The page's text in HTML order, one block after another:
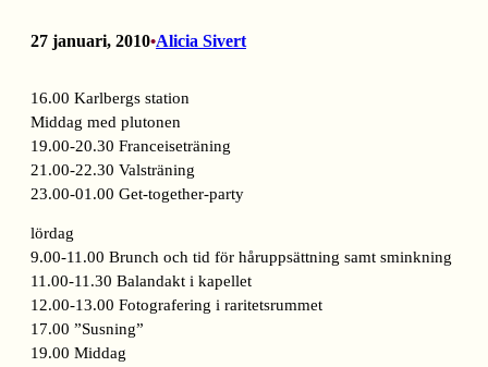
27 januari, 2010•Alicia Sivert
16.00 Karlbergs station
Middag med plutonen
19.00-20.30 Franceiseträning
21.00-22.30 Valsträning
23.00-01.00 Get-together-party
lördag
9.00-11.00 Brunch och tid för håruppsättning samt sminkning
11.00-11.30 Balandakt i kapellet
12.00-13.00 Fotografering i raritetsrummet
17.00 ”Susning”
19.00 Middag